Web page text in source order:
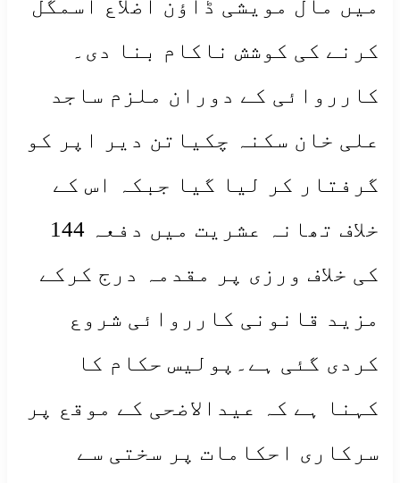
میں مال مویشی ڈاؤن اضلاع اسمگل
کرنے کی کوشش ناکام بنا دی۔
کارروائی کے دوران ملزم ساجد
علی خان سکنہ چکیاتن دیر اپر کو
گرفتار کر لیا گیا جبکہ اس کے
خلاف تھانہ عشریت میں دفعہ 144
کی خلاف ورزی پر مقدمہ درج کرکے
مزید قانونی کارروائی شروع
کردی گئی ہے۔پولیس حکام کا
کہنا ہے کہ عیدالاضحی کے موقع پر
سرکاری احکامات پر سختی سے